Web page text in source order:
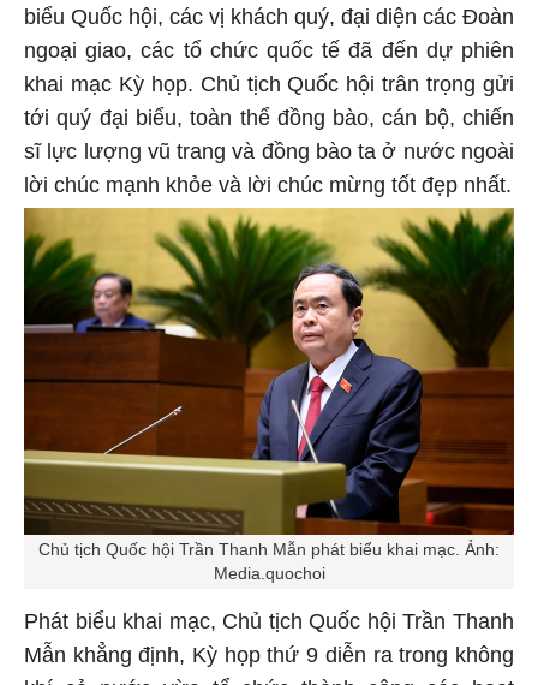
biểu Quốc hội, các vị khách quý, đại diện các Đoàn
ngoại giao, các tổ chức quốc tế đã đến dự phiên
khai mạc Kỳ họp. Chủ tịch Quốc hội trân trọng gửi
tới quý đại biểu, toàn thể đồng bào, cán bộ, chiến
sĩ lực lượng vũ trang và đồng bào ta ở nước ngoài
lời chúc mạnh khỏe và lời chúc mừng tốt đẹp nhất.
Chủ tịch Quốc hội Trần Thanh Mẫn phát biểu khai mạc. Ảnh:
Media.quochoi
Phát biểu khai mạc, Chủ tịch Quốc hội Trần Thanh
Mẫn khẳng định, Kỳ họp thứ 9 diễn ra trong không